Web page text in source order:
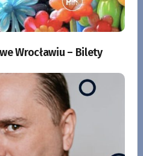
Wrocławiu – Bilety